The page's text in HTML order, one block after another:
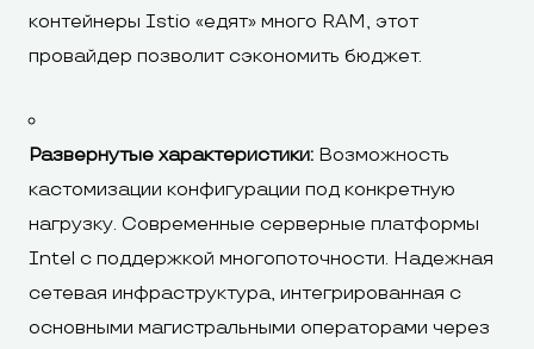
контейнеры Istio «едят» много RAM, этот
провайдер позволит сэкономить бюджет.
Развернутые характеристики: Возможность
кастомизации конфигурации под конкретную
нагрузку. Современные серверные платформы
Intel с поддержкой многопоточности. Надежная
сетевая инфраструктура, интегрированная с
основными магистральными операторами через